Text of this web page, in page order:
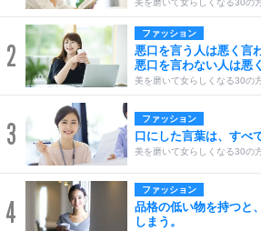
美を磨いて女らしくなる30の
2
ファッション
悪口を言う人は悪く言
悪口を言わない人は悪
美を磨いて女らしくなる30の
3 ファッション
口にした言葉は、すべ
美を磨いて女らしくなる30の
4
ファッション
品格の低い物を持つと
しまう。